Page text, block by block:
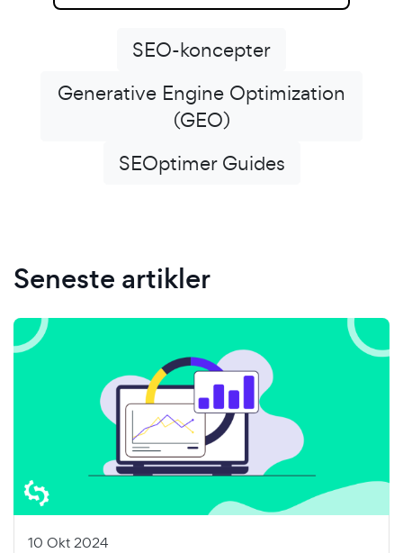
SEO-koncepter
Generative Engine Optimization
(GEO)
SEOptimer Guides
Seneste artikler
10 Okt 2024